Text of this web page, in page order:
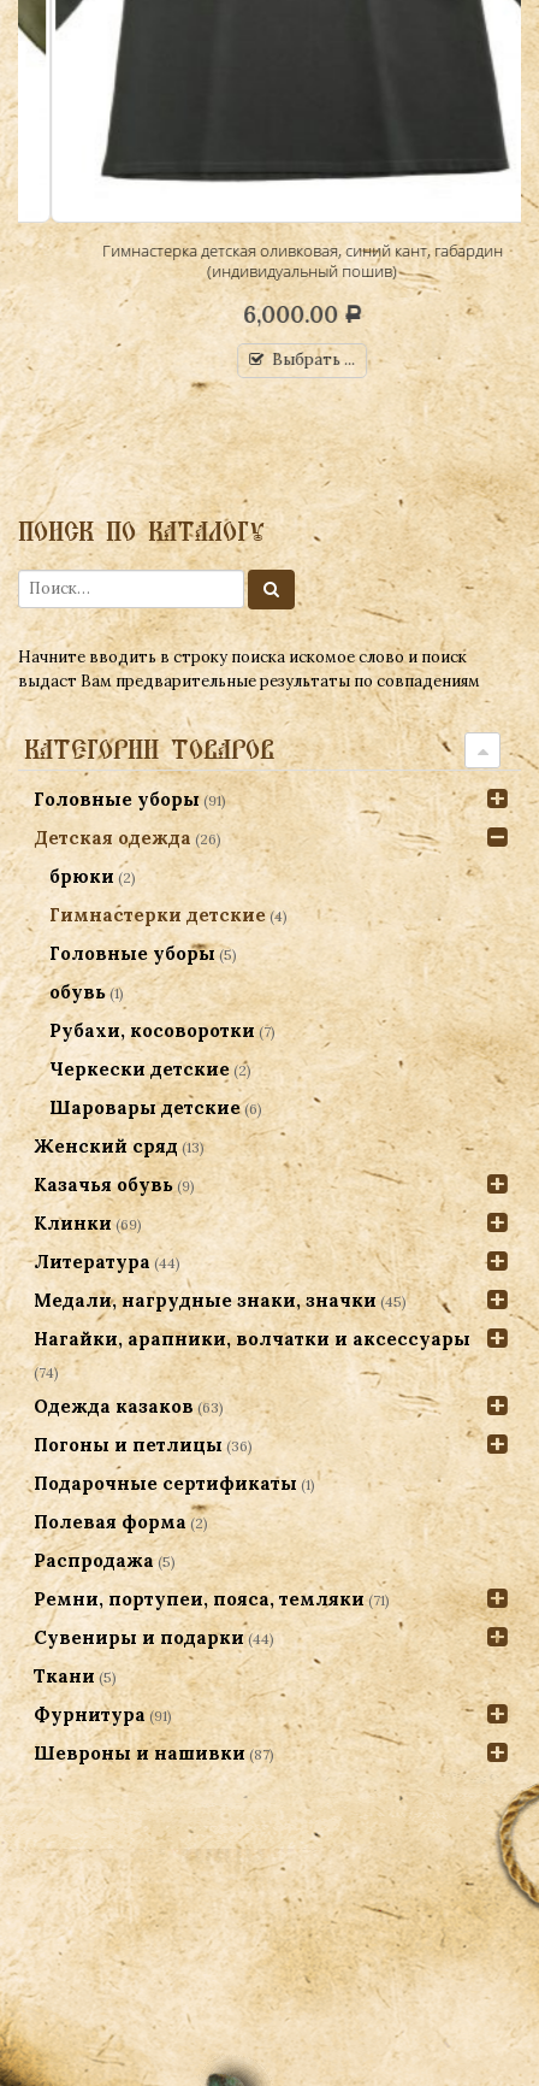
Гимнастерка детская оливковая, синий кант, габардин
(индивидуальный пошив)
6,000.00Р
Выбрать ...
ПОИСК ПО КАТАЛОГУ
Начните вводить в строку поиска искомое слово и поиск
выдаст Вам предварительные результаты по совпадениям
КАТЕГОРИИ ТОВАРОВ
Головные уборы (91)
Детская одежда (26)
брюки (2)
Гимнастерки детские (4)
Головные уборы (5)
обувь (1)
Рубахи, косоворотки (7)
Черкески детские (2)
Шаровары детские (6)
Женский сряд (13)
Казачья обувь (9)
Клинки (69)
Литература (44)
Медали, нагрудные знаки, значки (45)
Нагайки, арапники, волчатки и аксессуары
(74)
Одежда казаков (63)
Погоны и петлицы (36)
Подарочные сертификаты (1)
Полевая форма (2)
Распродажа (5)
Ремни, портупеи, пояса, темляки (71)
Сувениры и подарки (44)
Ткани (5)
Фурнитура (91)
Шевроны и нашивки (87)